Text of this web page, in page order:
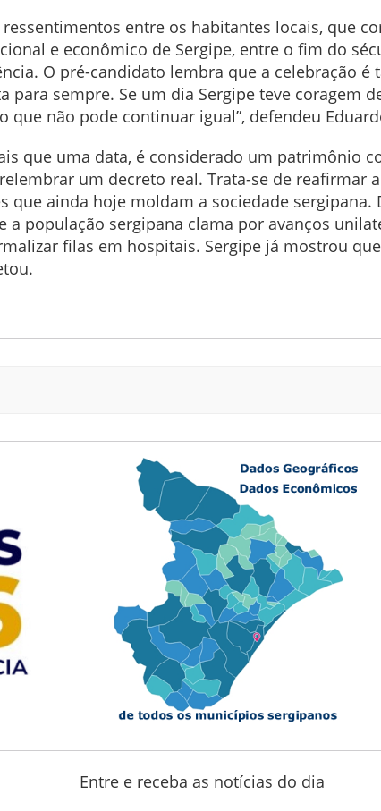
entre os habitantes locais, que
e econômico de Sergipe, entre o fim do
O pré-candidato lembra que a celebração
para sempre. Se um dia Sergipe teve coragem
que não pode continuar igual”, defendeu
que uma data, é considerado um patrimônio
um decreto real. Trata-se de reafirmar
ainda hoje moldam a sociedade
população sergipana clama por avanços
filas em hospitais. Sergipe já mostrou
Entre e receba as notícias do dia